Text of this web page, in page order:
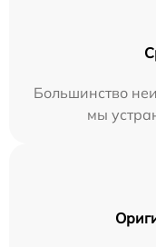
Большинство
мы